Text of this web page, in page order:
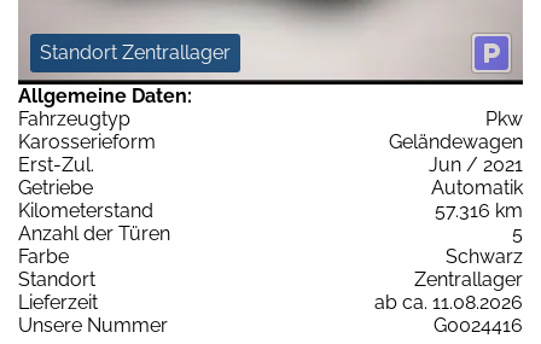
Standort Zentrallager
Allgemeine Daten:
Fahrzeugtyp
Pkw
Karosserieform
Geländewagen
Erst-Zul.
Jun / 2021
Getriebe
Automatik
Kilometerstand
57.316 km
Anzahl der Türen
5
Farbe
Schwarz
Standort
Zentrallager
Lieferzeit
ab ca. 11.08.2026
Unsere Nummer
G0024416